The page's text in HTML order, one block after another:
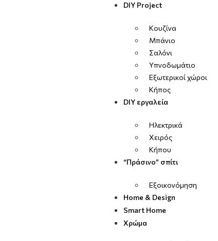
DIY Project
Κουζίνα
Μπάνιο
Σαλόνι
Υπνοδωμάτιο
Εξωτερικοί χώροι
Κήπος
DIY εργαλεία
Ηλεκτρικά
Χειρός
Κήπου
“Πράσινο” σπίτι
Εξοικονόμηση
Home & Design
Smart Home
Χρώμα